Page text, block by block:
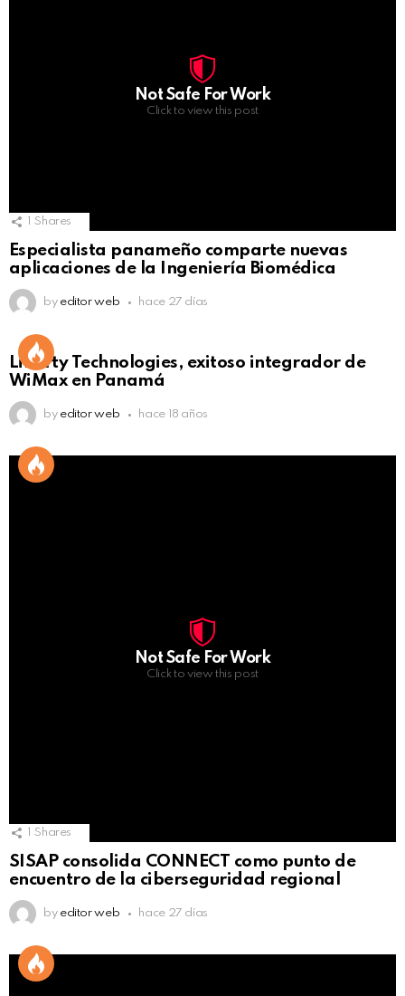
Not Safe For Work
Click to view this post
Shares
Especialista panameño comparte nuevas
aplicaciones de la Ingeniería Biomédica
by editor web hace 27 días
Liberty Technologies, exitoso integrador de
WiMax en Panamá
by editor web hace 18 años
Not Safe For Work
Click to view this post
Shares
SISAP consolida CONNECT como punto de
encuentro de la ciberseguridad regional
by editor web hace 27 días